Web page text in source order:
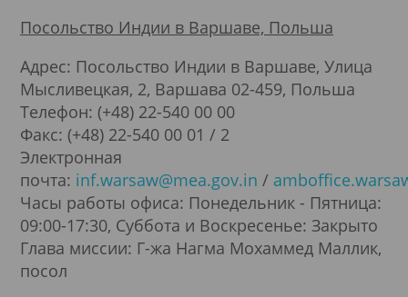
Посольство Индии в Варшаве, Польша
Адрес: Посольство Индии в Варшаве, Улица
Мысливецкая, 2, Варшава 02-459, Польша
Телефон: (+48) 22-540 00 00
Факс: (+48) 22-540 00 01 / 2
Электронная
почта: inf.warsaw@mea.gov.in /
Часы работы офиса: Понедельник - Пятница:
09:00-17:30, Суббота и Воскресенье: Закрыто
Глава миссии: Г-жа Нагма Мохаммед Маллик,
посол